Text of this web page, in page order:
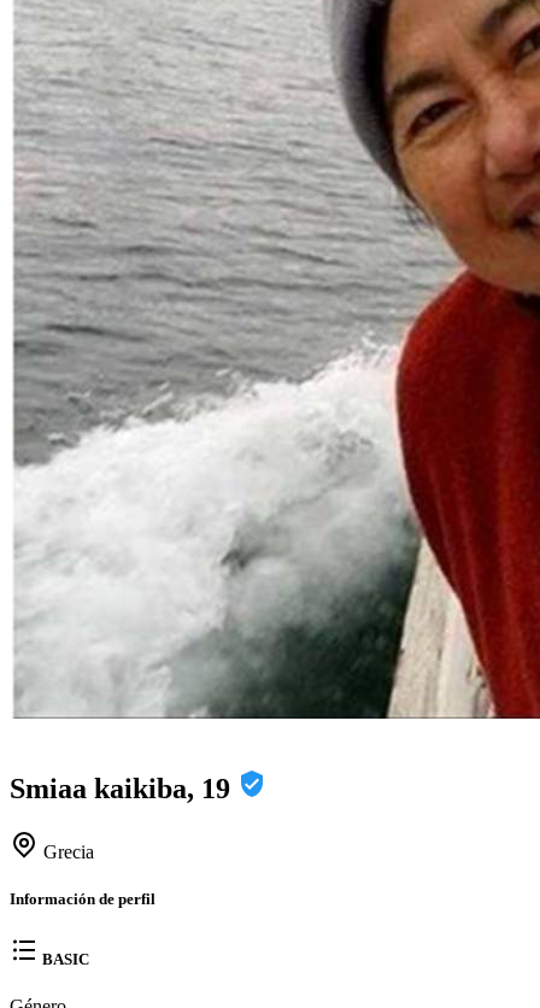
Smiaa kaikiba, 19
Grecia
Información de perfil
BASIC